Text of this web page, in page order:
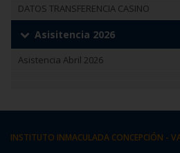
DATOS TRANSFERENCIA CASINO
Asisitencia 2026
Asistencia Abril 2026
INSTITUTO INMACULADA CONCEPCIÓN -